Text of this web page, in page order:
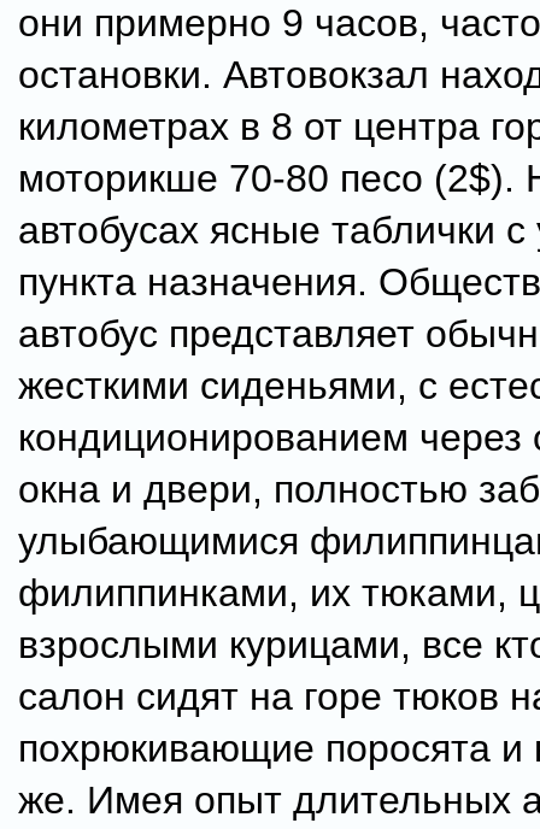
они примерно 9 часов,
остановки. Автовокзал
километрах в 8 от центра
моторикше 70-80 песо (2$).
автобусах ясные таблички
пункта назначения.
автобус представляет
жесткими сиденьями, с
кондиционированием через
окна и двери, полностью
улыбающимися
филиппинками, их тюками,
взрослыми курицами, все
салон сидят на горе тюков
похрюкивающие поросята и
же. Имея опыт длительных